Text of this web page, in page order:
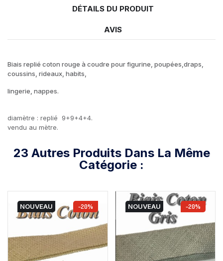
DÉTAILS DU PRODUIT
AVIS
Biais replié coton rouge à coudre pour figurine, poupées,draps,
coussins, rideaux, habits,
lingerie, nappes.
diamètre : replié 9+9+4+4.
vendu au mètre.
23 Autres Produits Dans La Même
Catégorie :
NOUVEAU -20% NOUVEAU -20%